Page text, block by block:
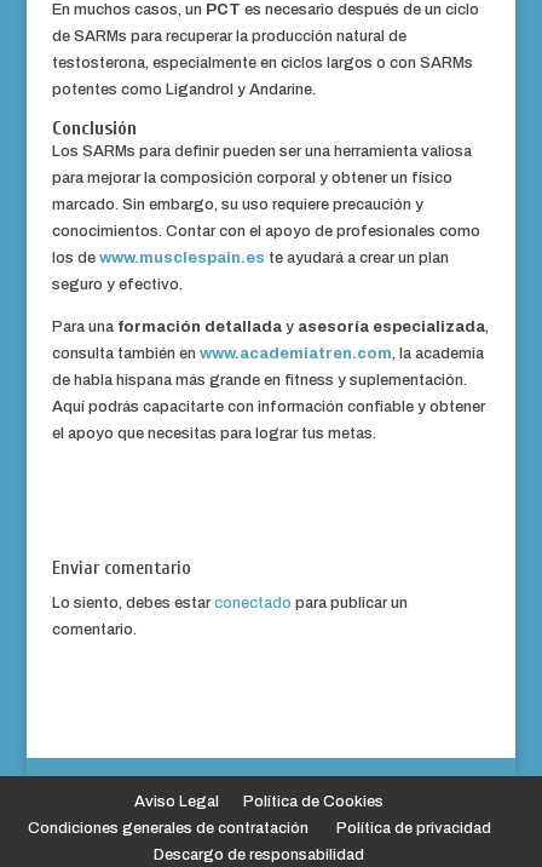
En muchos casos, un PCT es necesario después de un ciclo
de SARMs para recuperar la producción natural de
testosterona, especialmente en ciclos largos o con SARMs
potentes como Ligandrol y Andarine.
Conclusión
Los SARMs para definir pueden ser una herramienta valiosa
para mejorar la composición corporal y obtener un físico
marcado. Sin embargo, su uso requiere precaución y
conocimientos. Contar con el apoyo de profesionales como
los de www.musclespain.es te ayudará a crear un plan
seguro y efectivo.
Para una formación detalladay asesoría especializada,
consulta también en www.academiatren.com, la academia
de habla hispana más grande en fitness y suplementación.
Aquí podrás capacitarte con información confiable y obtener
el apoyo que necesitas para lograr tus metas.
Enviar comentario
Lo siento, debes estarconectado para publicar un
comentario.
Aviso Legal
Política de Cookies
Condiciones generales de contratación
Política de privacidad
Descargo de responsabilidad